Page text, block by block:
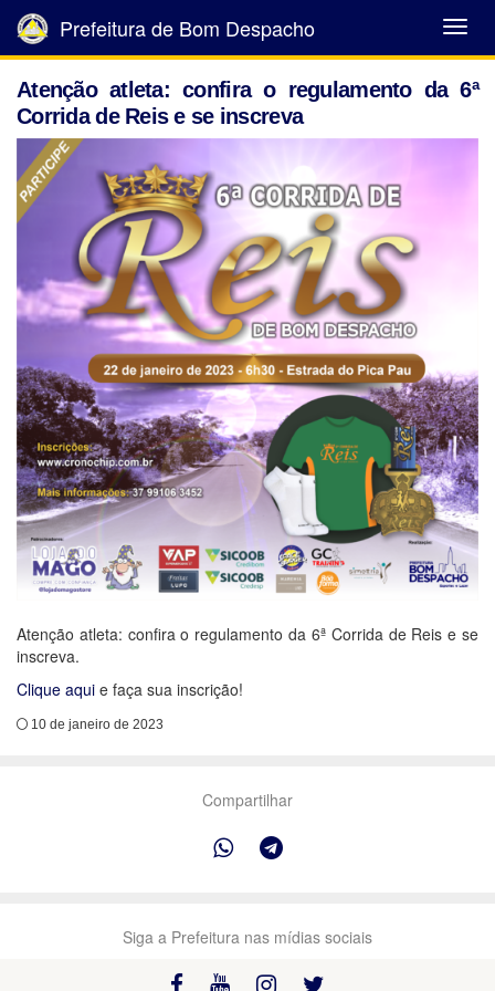
Abrir
Menu
Prefeitura de Bom Despacho
Atenção atleta: confira o regulamento da 6ª
Corrida de Reis e se inscreva
Atenção atleta: confira o regulamento da 6ª Corrida de Reis e se
inscreva.
Clique aqui e faça sua inscrição!
10 de janeiro de 2023
Compartilhar
Siga a Prefeitura nas mídias sociais